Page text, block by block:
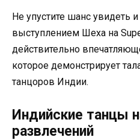
Не упустите шанс увидеть
выступлением Шеха на
действительно
которое демонстрирует
танцоров Индии.
Индийские танцы
развлечений